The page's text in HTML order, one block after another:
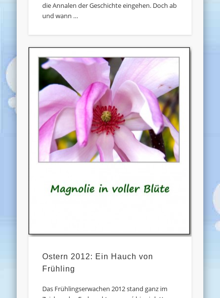
die Annalen der Geschichte eingehen. Doch ab
und wann …
Ostern 2012: Ein Hauch von
Frühling
Das Frühlingserwachen 2012 stand ganz im